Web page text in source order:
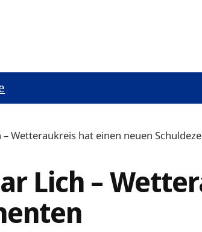
Wetteraukreis hat einen neuen
Lich –